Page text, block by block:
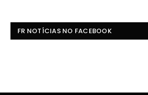
FR NOTÍCIAS NO FACEBOOK